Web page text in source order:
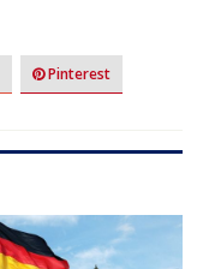
Pinterest